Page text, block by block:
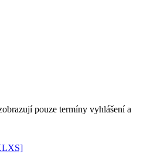
pouze termíny vyhlášení a